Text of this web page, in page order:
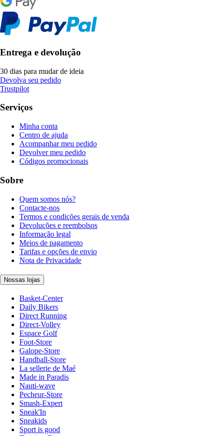
Entrega e devolução
30 dias para mudar de ideia
Devolva seu pedido
Trustpilot
Serviços
Minha conta
Centro de ajuda
Acompanhar meu pedido
Devolver meu pedido
Códigos promocionais
Sobre
Quem somos nós?
Contacte-nos
Termos e condições gerais de venda
Devoluções e reembolsos
Informação legal
Meios de pagamento
Tarifas e opções de envio
Nota de Privacidade
Nossas lojas
Basket-Center
Daily Bikers
Direct Running
Direct-Volley
Espace Golf
Foot-Store
Galope-Store
Handball-Store
La sellerie de Maé
Made in Paradis
Nauti-wave
Pecheur-Store
Smash-Expert
Sneak'In
Sneakids
Sport is good